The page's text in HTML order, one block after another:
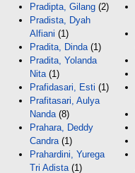
Pradipta, Gilang (2)
Pradista, Dyah
Alfiani (1)
Pradita, Dinda (1)
Pradita, Yolanda
Nita (1)
Prafidasari, Esti (1)
Prafitasari, Aulya
Nanda (8)
Prahara, Deddy
Candra (1)
Prahardini, Yurega
Tri Adista (1)